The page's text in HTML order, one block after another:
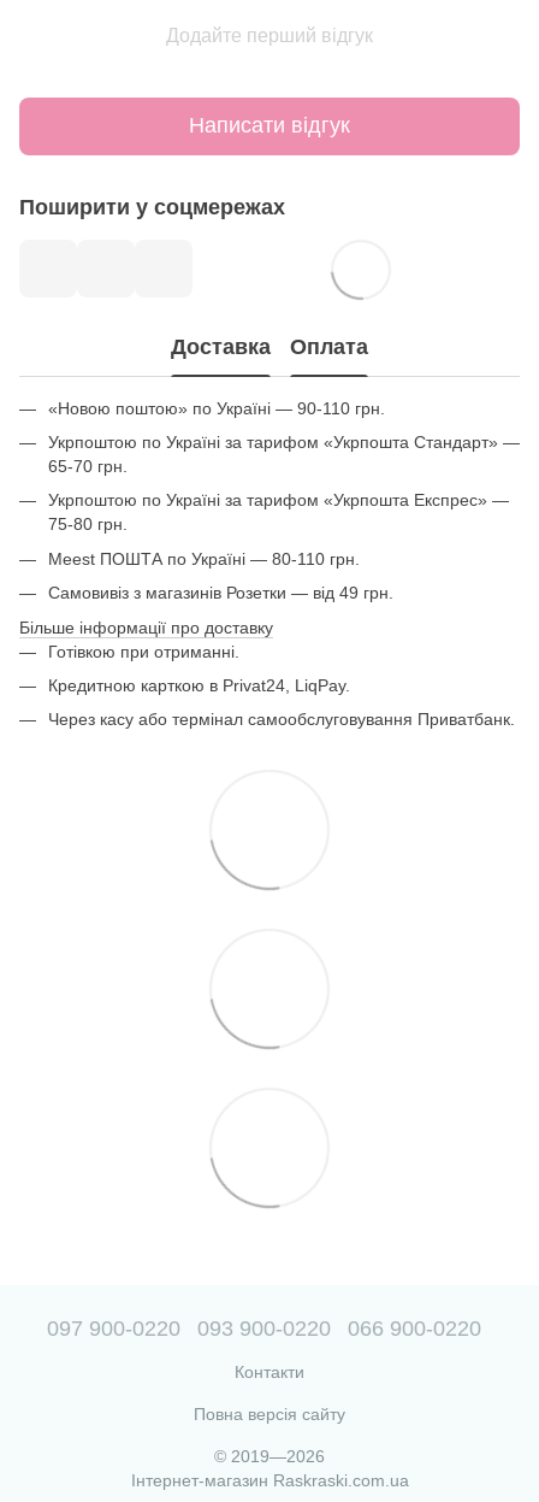
Додайте перший відгук
Написати відгук
Поширити у соцмережах
Доставка Оплата
«Новою поштою» по Україні — 90-110 грн.
Укрпоштою по Україні за тарифом «Укрпошта Стандарт» —
65-70 грн.
Укрпоштою по Україні за тарифом «Укрпошта Експрес» —
75-80 грн.
Meest ПОШТА по Україні — 80-110 грн.
Самовивіз з магазинів Розетки — від 49 грн.
Більше інформації про доставку
Готівкою при отриманні.
Кредитною карткою в Privat24, LiqPay.
Через касу або термінал самообслуговування Приватбанк.
097 900-0220 093 900-0220 066 900-0220
Контакти
Повна версія сайту
© 2019—2026
Інтернет-магазин Raskraski.com.ua